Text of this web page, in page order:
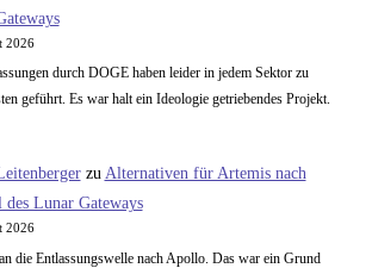
2026
durch DOGE haben leider in jedem Sektor zu
geführt. Es war halt ein Ideologie getriebendes Projekt.
zu Alternativen für Artemis nach
des Lunar Gateways
2026
die Entlassungswelle nach Apollo. Das war ein Grund